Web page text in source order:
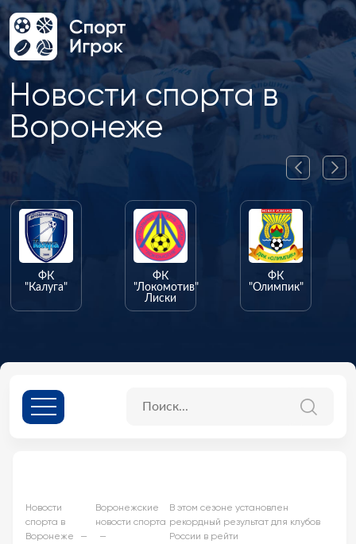
Новости спорта в
Воронеже
ФК
"Калуга"
ФК
"Локомотив"
Лиски
ФК
"Олимпик"
Новости
спорта в
Воронеже
Воронежские
новости спорта
В этом сезоне установлен
рекордный результат для клубов
России в рейти